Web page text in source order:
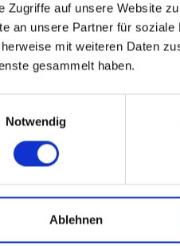
Zugriffe auf unsere Website
an unsere Partner für
mit weiteren Daten
gesammelt haben.
Notwendig
Ablehnen
müsst:
ist?Ganz
als euch um
und vor
nebenbei tut ihr
nötig ist –